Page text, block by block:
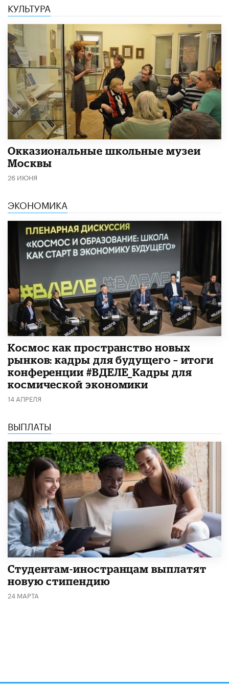
КУЛЬТУРА
​Окказиональные школьные музеи
Москвы
26 ИЮНЯ
ЭКОНОМИКА
Космос как пространство новых
рынков: кадры для будущего – итоги
конференции #ВДЕЛЕ_Кадры для
космической экономики
14 АПРЕЛЯ
ВЫПЛАТЫ
Студентам-иностранцам выплатят
новую стипендию
24 МАРТА